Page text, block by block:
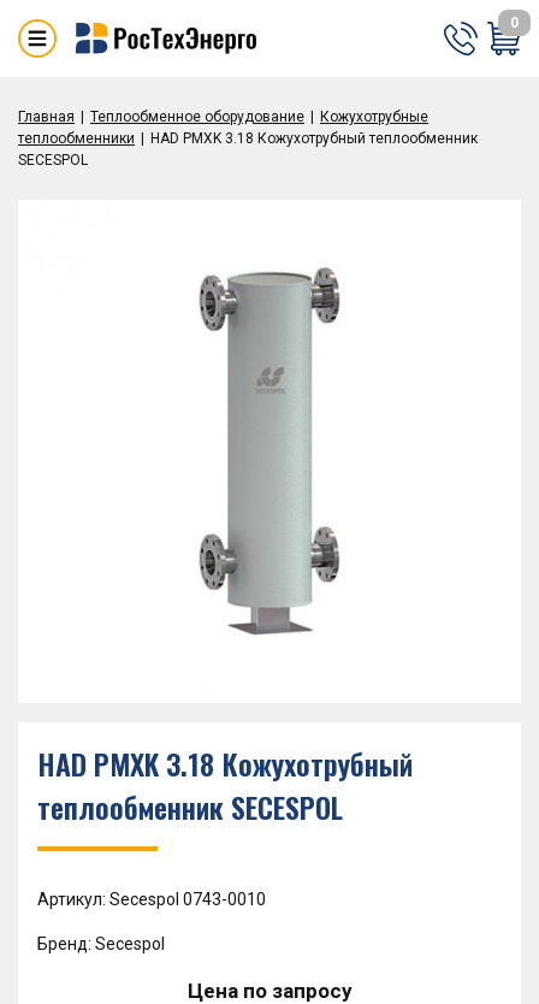
0
Главная Теплообменное оборудование
Кожухотрубные
теплообменники
HAD PMXK 3.18 Кожухотрубный теплообменник
SECESPOL
HAD PMXK 3.18 Кожухотрубный
теплообменник SECESPOL
Артикул: Secespol 0743-0010
Бренд: Secespol
Цена по запросу